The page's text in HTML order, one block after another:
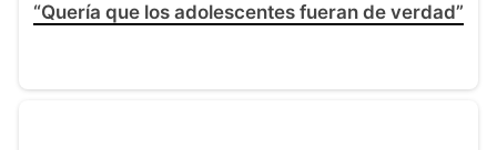
“Quería que los adolescentes fueran de verdad”